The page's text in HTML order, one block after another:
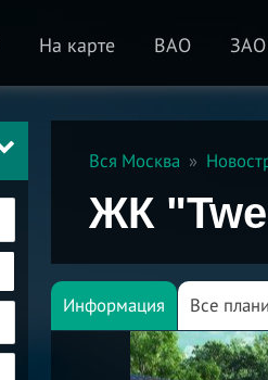
На карте ВАО ЗАО
Вся Москва
ЖК
Информация Все